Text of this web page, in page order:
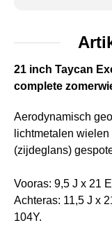
21 inch Taycan
complete
Aerodynamisch
lichtmetalen
(zijdeglans)
Vooras: 9,5 J x 21
Achteras: 11,5 J x
104Y.